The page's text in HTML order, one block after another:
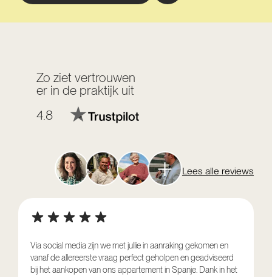
Zo ziet vertrouwen
er in de praktijk uit
4.8
Lees alle reviews
Via social media zijn we met jullie in aanraking gekomen en
vanaf de allereerste vraag perfect geholpen en geadviseerd
bij het aankopen van ons appartement in Spanje. Dank in het